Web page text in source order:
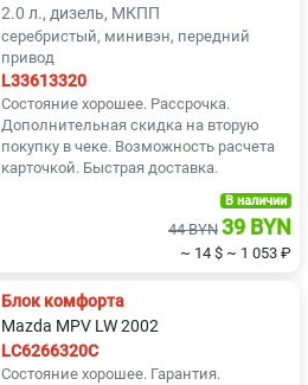
2.0 л., дизель, МКПП
серебристый, минивэн, передний
привод
L33613320
Состояние хорошее. Рассрочка.
Дополнительная скидка на вторую
покупку в чеке. Возможность расчета
карточкой. Быстрая доставка.
В наличии
44 BYN 39 BYN
~ 14 $ ~ 1 053 ₽
Блок комфорта
Mazda MPV LW 2002
LC6266320C
Состояние хорошее. Гарантия.